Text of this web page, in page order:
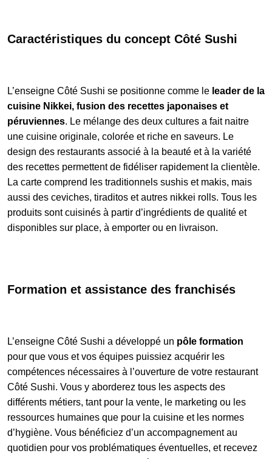
Caractéristiques du concept Côté Sushi
L’enseigne Côté Sushi se positionne comme le leader de la
cuisine Nikkei, fusion des recettes japonaises et
péruviennes. Le mélange des deux cultures a fait naitre
une cuisine originale, colorée et riche en saveurs. Le
design des restaurants associé à la beauté et à la variété
des recettes permettent de fidéliser rapidement la clientèle.
La carte comprend les traditionnels sushis et makis, mais
aussi des ceviches, tiraditos et autres nikkei rolls. Tous les
produits sont cuisinés à partir d’ingrédients de qualité et
disponibles sur place, à emporter ou en livraison.
Formation et assistance des franchisés
L’enseigne Côté Sushi a développé un pôle formation
pour que vous et vos équipes puissiez acquérir les
compétences nécessaires à l’ouverture de votre restaurant
Côté Sushi. Vous y aborderez tous les aspects des
différents métiers, tant pour la vente, le marketing ou les
ressources humaines que pour la cuisine et les normes
d’hygiène. Vous bénéficiez d’un accompagnement au
quotidien pour vos problématiques éventuelles, et recevez